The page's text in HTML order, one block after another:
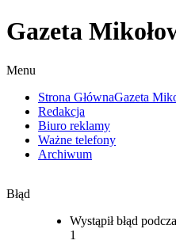
Gazeta
Menu
Strona GłównaGazeta
Redakcja
Biuro reklamy
Ważne telefony
Archiwum
Błąd
Wystąpił błąd
1